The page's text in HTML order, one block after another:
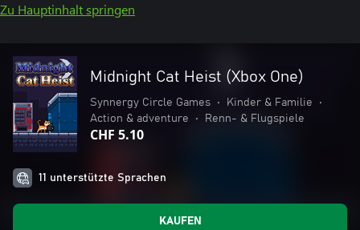
Zu Hauptinhalt springen
Midnight Cat Heist (Xbox One)
Synnergy Circle Games • Kinder & Familie
•
Action & adventure
• Renn- & Flugspiele
CHF 5.10
11 unterstützte Sprachen
KAUFEN